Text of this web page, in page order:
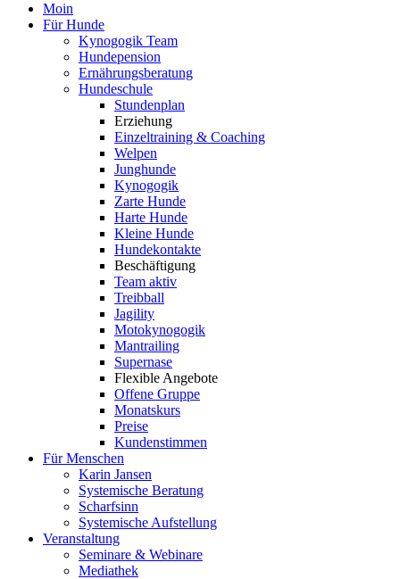
Moin
Für Hunde
Kynogogik Team
Hundepension
Ernährungsberatung
Hundeschule
Stundenplan
Erziehung
Einzeltraining & Coaching
Welpen
Junghunde
Kynogogik
Zarte Hunde
Harte Hunde
Kleine Hunde
Hundekontakte
Beschäftigung
Team aktiv
Treibball
Jagility
Motokynogogik
Mantrailing
Supernase
Flexible Angebote
Offene Gruppe
Monatskurs
Preise
Kundenstimmen
Für Menschen
Karin Jansen
Systemische Beratung
Scharfsinn
Systemische Aufstellung
Veranstaltung
Seminare & Webinare
Mediathek